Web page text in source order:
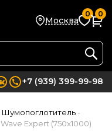
Москва
0 0
+7 (939) 399-99-98
Шумопоглотитель -
Expert (750x1000)